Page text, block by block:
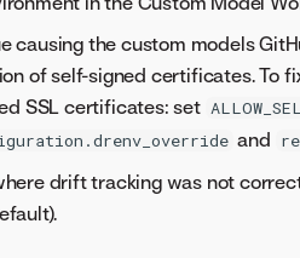
causing the custom models
of self-signed certificates. To
SSL certificates: set
and
drift tracking was not